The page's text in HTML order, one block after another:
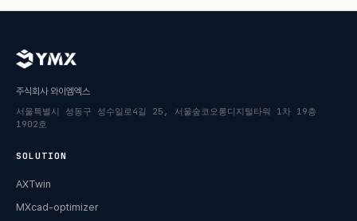
주식회사 와이엠엑스
서울특별시 성동구 성수일로4길 25, 서울숲코오롱디지털타워 1차 19층
1902호
SOLUTION
AXTwin
MXcad-optimizer